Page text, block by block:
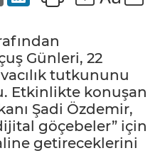
Günleri, 22
tutkununu
Etkinlikte konuşan
Şadi Özdemir,
göçebeler” için
getireceklerini